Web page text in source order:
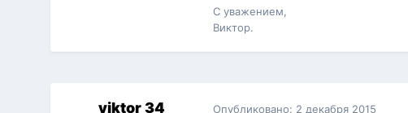
С уважением,
Виктор.
viktor 34 Опубликовано: 2 декабря 2015